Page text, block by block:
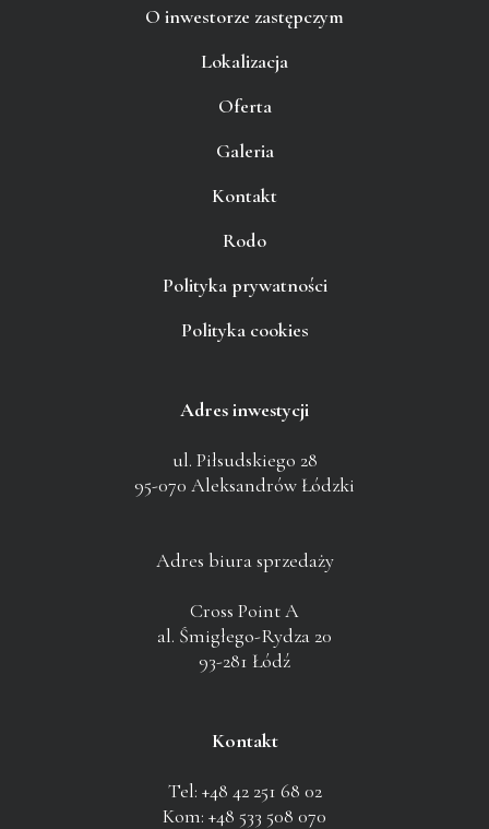
O inwestorze zastępczym
Lokalizacja
Oferta
Galeria
Kontakt
Rodo
Polityka prywatności
Polityka cookies
Adres inwestycji
ul. Piłsudskiego 28
95-070 Aleksandrów Łódzki
Adres biura sprzedaży
Cross Point A
al. Śmigłego-Rydza 20
93-281 Łódź
Kontakt
Tel: +48 42 251 68 02
Kom: +48 533 508 070